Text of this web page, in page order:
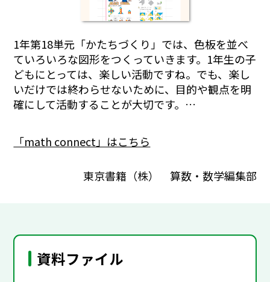
1年第18単元「かたちづくり」では、色板を並べ
ていろいろな図形をつくっていきます。1年生の子
どもにとっては、楽しい活動ですね。でも、楽し
いだけでは終わらせないために、目的や観点を明
確にして活動することが大切です。…
「math connect」はこちら
東京書籍（株） 算数・数学編集部
資料ファイル